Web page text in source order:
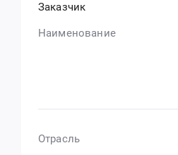
Заказчик
Наименование
Отрасль